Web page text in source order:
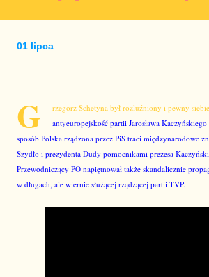
01 lipca
G
rzegorz Schetyna był rozluźniony i pewny
antyeuropejskość partii Jarosława
sposób Polska rządzona przez PiS traci międzynarodowe
Szydło i prezydenta Dudy pomocnikami prezesa
Przewodniczący PO napiętnował także skandalicznie
w długach, ale wiernie służącej rządzącej partii TVP.